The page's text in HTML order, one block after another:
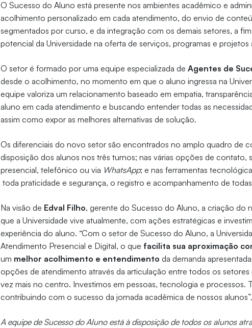
O Sucesso do Aluno está presente nos ambientes acadêmico e
acolhimento personalizado em cada atendimento, do envio de
segmentados por curso, e da integração com os demais setores, a
potencial da Universidade na oferta de serviços, programas e
O setor é formado por uma equipe especializada deAgentes de
desde o acolhimento, no momento em que o aluno ingressa na
equipe valoriza um relacionamento baseado em empatia,
aluno em cada atendimento e buscando entender todas as
assim como expor as melhores alternativas de solução.
Os diferenciais do novo setor são encontrados no amplo quadro de
disposição dos alunos nos três turnos; nas várias opções de contato,
presencial, telefônico ou via WhatsApp; e nas ferramentas
toda praticidade e segurança, o registro e acompanhamento de
Na visão de Edval Filho, gerente do Sucesso do Aluno, a criação do
que a Universidade vive atualmente, com ações estratégicas e
experiência do aluno. “Com o setor de Sucesso do Aluno, a
Atendimento Presencial e Digital, o que facilita sua aproximação
um melhor acolhimento e entendimento da demanda
opções de atendimento através da articulação entre todos os
vez mais no centro. Investimos em pessoas, tecnologia e processos.
contribuindo com o sucesso da jornada acadêmica de nossos
A equipe de Sucesso do Aluno está à disposição de todos os alunos